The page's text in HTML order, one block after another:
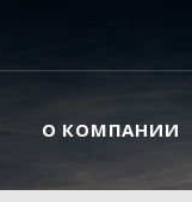
О КОМПАНИИ